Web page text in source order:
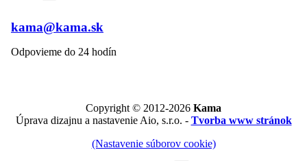
kama@kama.sk
Odpovieme do 24 hodín
Copyright © 2012-2026 Kama
Úprava dizajnu a nastavenie Aio, s.r.o. - Tvorba www stránok
(Nastavenie súborov cookie)